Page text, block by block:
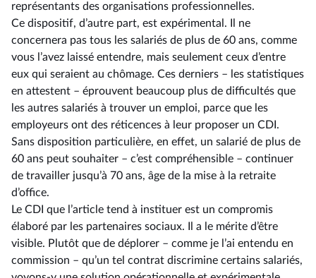
représentants des organisations professionnelles.
Ce dispositif, d’autre part, est expérimental. Il ne
concernera pas tous les salariés de plus de 60 ans, comme
vous l’avez laissé entendre, mais seulement ceux d’entre
eux qui seraient au chômage. Ces derniers –⁠ les statistiques
en attestent – éprouvent beaucoup plus de difficultés que
les autres salariés à trouver un emploi, parce que les
employeurs ont des réticences à leur proposer un CDI.
Sans disposition particulière, en effet, un salarié de plus de
60 ans peut souhaiter –⁠ c’est compréhensible – continuer
de travailler jusqu’à 70 ans, âge de la mise à la retraite
d’office.
Le CDI que l’article tend à instituer est un compromis
élaboré par les partenaires sociaux. Il a le mérite d’être
visible. Plutôt que de déplorer –⁠ comme je l’ai entendu en
commission – qu’un tel contrat discrimine certains salariés,